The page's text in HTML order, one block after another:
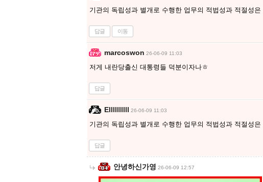
기관의 독립성과 별개로 수행한 업무의 적법성과 적절성
답글 이동
marcoswon 26-06-09 11:03
저게 내란당출신 대통령들 덕분이자나ㅎ
답글
Ellllllllll 26-06-09 11:03
기관의 독립성과 별개로 수행한 업무의 적법성과 적절성
답글
안녕하신가영 26-06-09 12:57